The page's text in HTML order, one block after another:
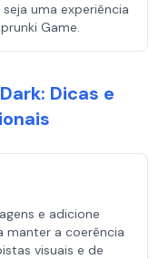
uma experiência
Game.
Dicas e
e adicione
manter a coerência
visuais e de